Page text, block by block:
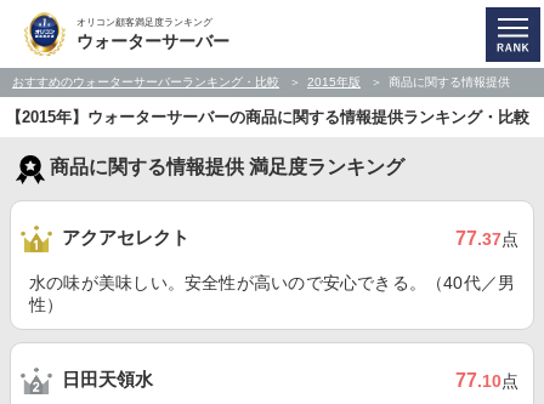
オリコン顧客満足度ランキング
ウォーターサーバー
おすすめのウォーターサーバーランキング・比較 2015年版 商品に関する情報提供
【2015年】ウォーターサーバーの商品に関する情報提供ランキング・比較
商品に関する情報提供 満足度ランキング
アクアセレクト 77.37点
水の味が美味しい。安全性が高いので安心できる。（40代／男
性）
日田天領水 77.10点